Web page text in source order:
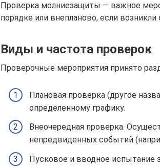
Проверка молниезащиты — важное
порядке или внепланово, если
Виды и частота проверок
Проверочные мероприятия принято
Плановая проверка (другое
определенному графику.
Внеочередная проверка.
непредвиденных событий
Пусковое и вводное испытание